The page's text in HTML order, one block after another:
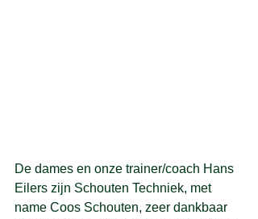
De dames en onze trainer/coach Hans
Eilers zijn Schouten Techniek, met
name Coos Schouten, zeer dankbaar